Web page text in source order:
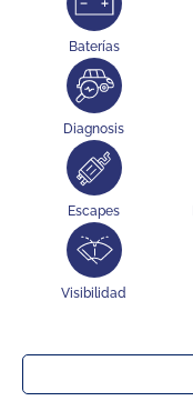
Baterías
Diagnosis
Escapes
Visibilidad